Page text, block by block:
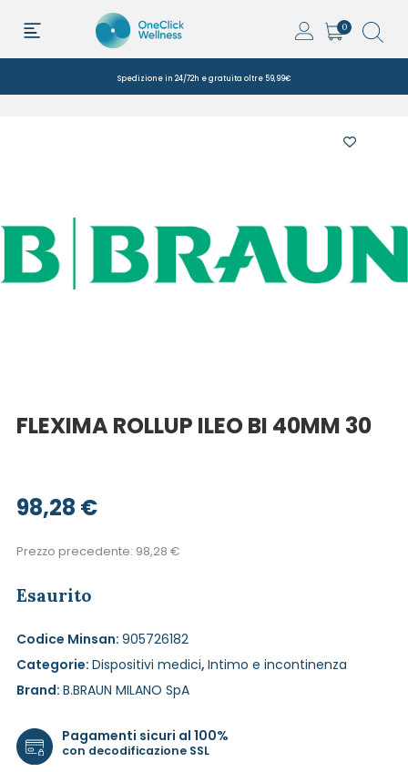
0
Spedizione in 24/72h e gratuita oltre 59,99€
FLEXIMA ROLLUP ILEO BI 40MM 30
98,28 €
Prezzo precedente: 98,28 €
Esaurito
Codice Minsan: 905726182
Categorie: Dispositivi medici, Intimo e incontinenza
Brand: B.BRAUN MILANO SpA
Pagamenti sicuri al 100%
con decodificazione SSL